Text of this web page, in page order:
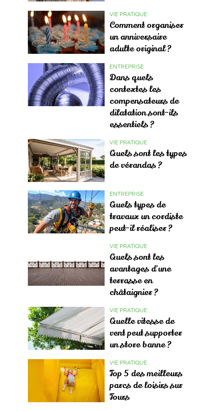
VIE PRATIQUE
Comment organiser
un anniversaire
adulte original ?
ENTREPRISE
Dans quels
contextes les
compensateurs de
dilatation sont-ils
essentiels ?
VIE PRATIQUE
Quels sont les types
de vérandas ?
ENTREPRISE
Quels types de
travaux un cordiste
peut-il réaliser ?
VIE PRATIQUE
Quels sont les
avantages d’une
terrasse en
châtaignier ?
VIE PRATIQUE
Quelle vitesse de
vent peut supporter
un store banne ?
VIE PRATIQUE
Top 5 des meilleurs
parcs de loisirs sur
Tours